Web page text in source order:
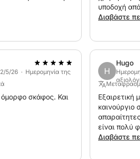
υποδοχή
στο σκάφος
Διαβάστε
5/26 · Ημερομηνία της
σκάφος. Και
H
Hugo
καινούργιο
είναι πολύ
σαφήνεια.
Διαβάστε